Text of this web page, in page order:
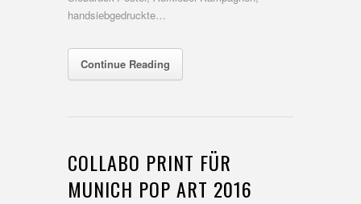
handsiebgedruckte…
Continue Reading
COLLABO PRINT FÜR
MUNICH POP ART 2016